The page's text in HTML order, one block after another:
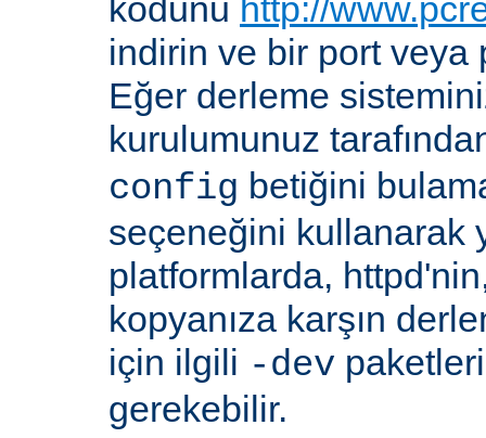
kodunu http://
indirin ve bir port veya
Eğer derleme
kurulumunuz
config betiğini
seçeneğini kullanarak
platformlarda,
kopyanıza karşın
için ilgili -dev
gerekebilir.